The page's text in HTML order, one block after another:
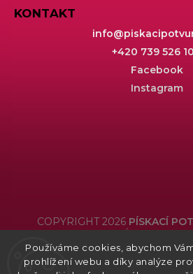
Používáme cookies, abychom
prohlížení webu a díky analýze
KONTAKT
info@
+420 739 526
Facebook
Instagram
COPYRIGHT 2026 PÍSKACÍ
PRÁVA
Grafický návrh vytvořil a